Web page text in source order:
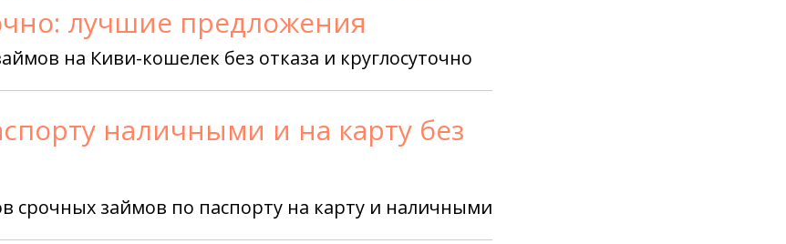
лучшие предложения
на Киви-кошелек без отказа и круглосуточно
наличными и на карту без
срочных займов по паспорту на карту и наличными